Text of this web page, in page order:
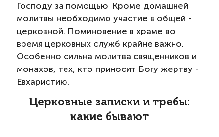
Господу за помощью. Кроме домашней
молитвы необходимо участие в общей -
церковной. Поминовение в храме во
время церковных служб крайне важно.
Особенно сильна молитва священников и
монахов, тех, кто приносит Богу жертву -
Евхаристию.
Церковные записки и требы:
какие бывают